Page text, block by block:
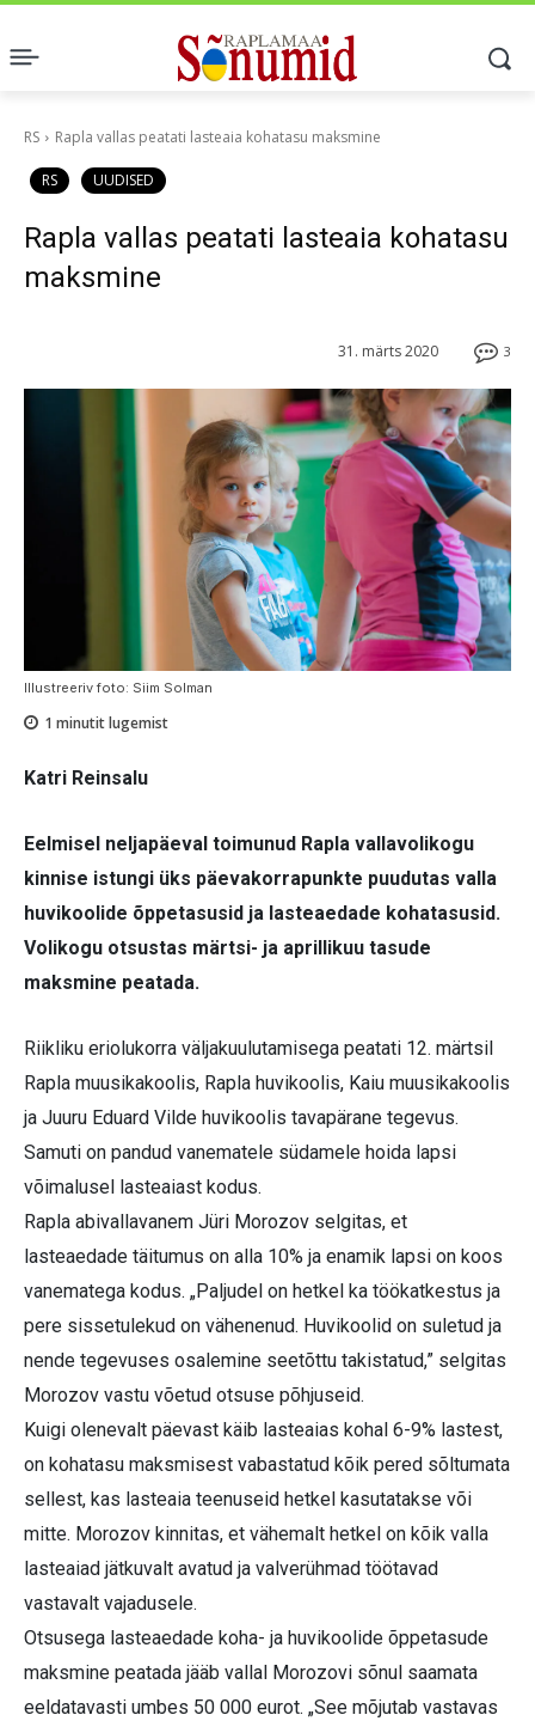
RS Rapla vallas peatati lasteaia kohatasu maksmine
RS UUDISED
Rapla vallas peatati lasteaia kohatasu
maksmine
3
31. märts 2020
Illustreeriv foto: Siim Solman
1 minutit lugemist
Katri Reinsalu
Eelmisel neljapäeval toimunud Rapla vallavolikogu
kinnise istungi üks päevakorrapunkte puudutas valla
huvikoolide õppetasusid ja lasteaedade kohatasusid.
Volikogu otsustas märtsi- ja aprillikuu tasude
maksmine peatada.
Riikliku eriolukorra väljakuulutamisega peatati 12. märtsil
Rapla muusikakoolis, Rapla huvikoolis, Kaiu muusikakoolis
ja Juuru Eduard Vilde huvikoolis tavapärane tegevus.
Samuti on pandud vanematele südamele hoida lapsi
võimalusel lasteaiast kodus.
Rapla abivallavanem Jüri Morozov selgitas, et
lasteaedade täitumus on alla 10% ja enamik lapsi on koos
vanematega kodus. „Paljudel on hetkel ka töökatkestus ja
pere sissetulekud on vähenenud. Huvikoolid on suletud ja
nende tegevuses osalemine seetõttu takistatud,” selgitas
Morozov vastu võetud otsuse põhjuseid.
Kuigi olenevalt päevast käib lasteaias kohal 6-9% lastest,
on kohatasu maksmisest vabastatud kõik pered sõltumata
sellest, kas lasteaia teenuseid hetkel kasutatakse või
mitte. Morozov kinnitas, et vähemalt hetkel on kõik valla
lasteaiad jätkuvalt avatud ja valverühmad töötavad
vastavalt vajadusele.
Otsusega lasteaedade koha- ja huvikoolide õppetasude
maksmine peatada jääb vallal Morozovi sõnul saamata
eeldatavasti umbes 50 000 eurot. „See mõjutab vastavas